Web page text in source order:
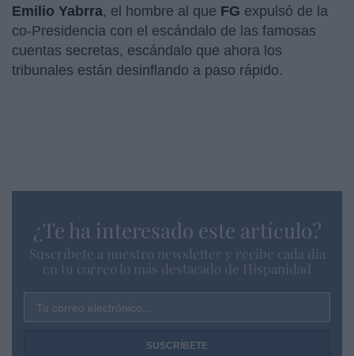
Emilio Yabrra, el hombre al que FG expulsó de la
co-Presidencia con el escándalo de las famosas
cuentas secretas, escándalo que ahora los
tribunales están desinflando a paso rápido.
¿Te ha interesado este artículo?
Suscríbete a nuestro newsletter y recibe cada dia
en tu correo lo más destacado de Hispanidad
Tu correo electrónico...